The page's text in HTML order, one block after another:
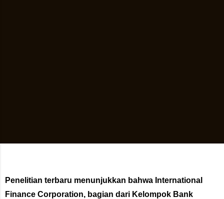
Penelitian terbaru menunjukkan bahwa International
Finance Corporation, bagian dari Kelompok Bank